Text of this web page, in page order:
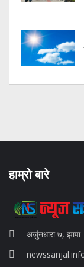
हाम्रो बारे
अर्जुनधारा ७, झापा